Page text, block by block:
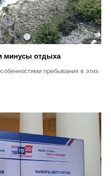
минусы отдыха
пребывания в этих